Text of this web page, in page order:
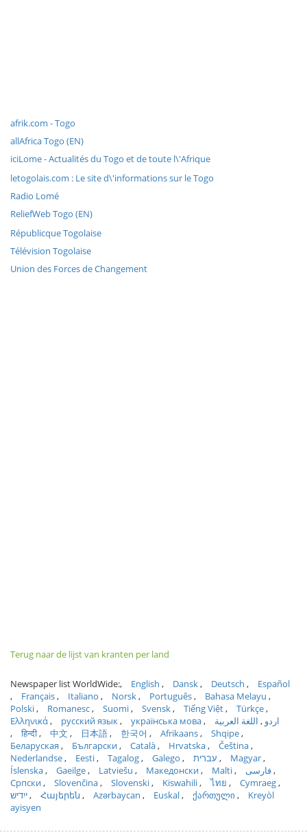
afrik.com - Togo
allAfrica Togo (EN)
iciLome - Actualités du Togo et de toute l\'Afrique
letogolais.com : Le site d\'informations sur le Togo
Radio Lomé
ReliefWeb Togo (EN)
Républicque Togolaise
Télévision Togolaise
Union des Forces de Changement
Terug naar de lijst van kranten per land
Newspaper list WorldWide: English Dansk Deutsch
Español
Français
Italiano Norsk Português
Bahasa Melayu
Polski
Romanesc Suomi Svensk Tiếng Việt
Türkçe
Ελληνικά
русский язык українська мова اردو
اللغة العربية
हिन्दी
中文 日本語 한국어 Afrikaans
Shqipe
Беларуская
Български Català Hrvatska
Čeština
Nederlandse
Eesti Tagalog Galego עברית
Magyar
Íslenska
Gaeilge Latviešu Македонски Malti
فارسی
Српски
Slovenčina Slovenski Kiswahili ไทย
Cymraeg
ייִדיש
Հայերեն Azərbaycan Euskal ქართული
Kreyòl
ayisyen